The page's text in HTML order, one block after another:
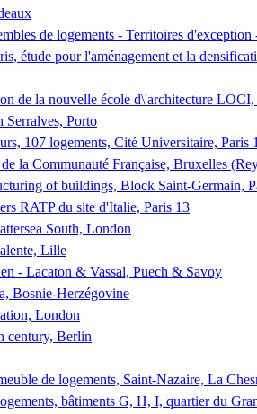
de logements - Territoires
étude pour l'aménagement et la
de la nouvelle école d\'architecture
Serralves, Porto
107 logements, Cité Universitaire, Paris
la Communauté Française, Bruxelles
of buildings, Block Saint-Germain,
RATP du site d'Italie, Paris 13
South, London
Lille
- Lacaton & Vassal, Puech & Savoy
Bosnie-Herzégovine
London
century, Berlin
de logements, Saint-Nazaire, La
bâtiments G, H, I, quartier du